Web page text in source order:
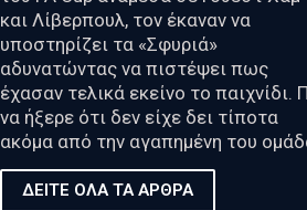
και Λίβερπουλ, τον έκαναν να
υποστηρίζει τα «Σφυριά»
αδυνατώντας να πιστέψει πως
έχασαν τελικά εκείνο το παιχνίδι.
να ήξερε ότι δεν είχε δει τίποτα
ακόμα από την αγαπημένη του
ΔΕΙΤΕ ΟΛΑ ΤΑ ΑΡΘΡΑ